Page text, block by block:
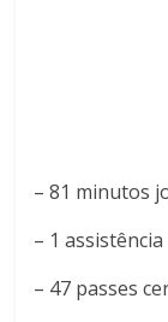
– 81 minutos
– 1 assistência
– 47 passes